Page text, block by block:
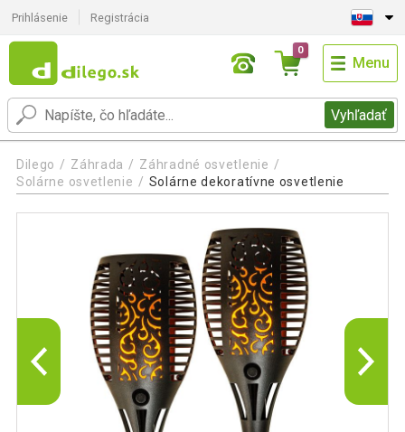
Prihlásenie Registrácia
Vyhľadať
0
Menu
Dilego Záhrada
Záhradné osvetlenie
Solárne osvetlenie
Solárne dekoratívne osvetlenie